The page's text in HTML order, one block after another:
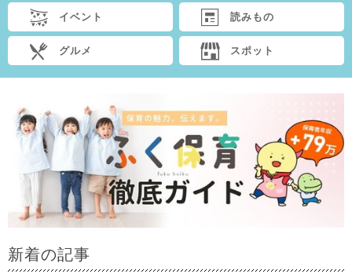
イベント 読みもの
グルメ スポット
新着の記事